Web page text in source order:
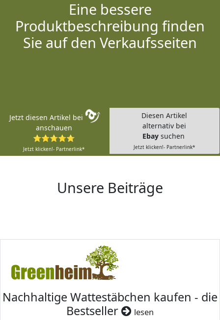
Eine bessere
Produktbeschreibung finden
Sie auf den Verkaufsseiten
Jetzt diesen Artikel bei
anschauen
⭐⭐⭐⭐⭐
Jetzt klicken!- Partnerlink*
Diesen Artikel
alternativ bei
Ebay suchen
Jetzt klicken!- Partnerlink*
Unsere Beiträge
Nachhaltige Wattestäbchen kaufen - die
Bestseller
lesen